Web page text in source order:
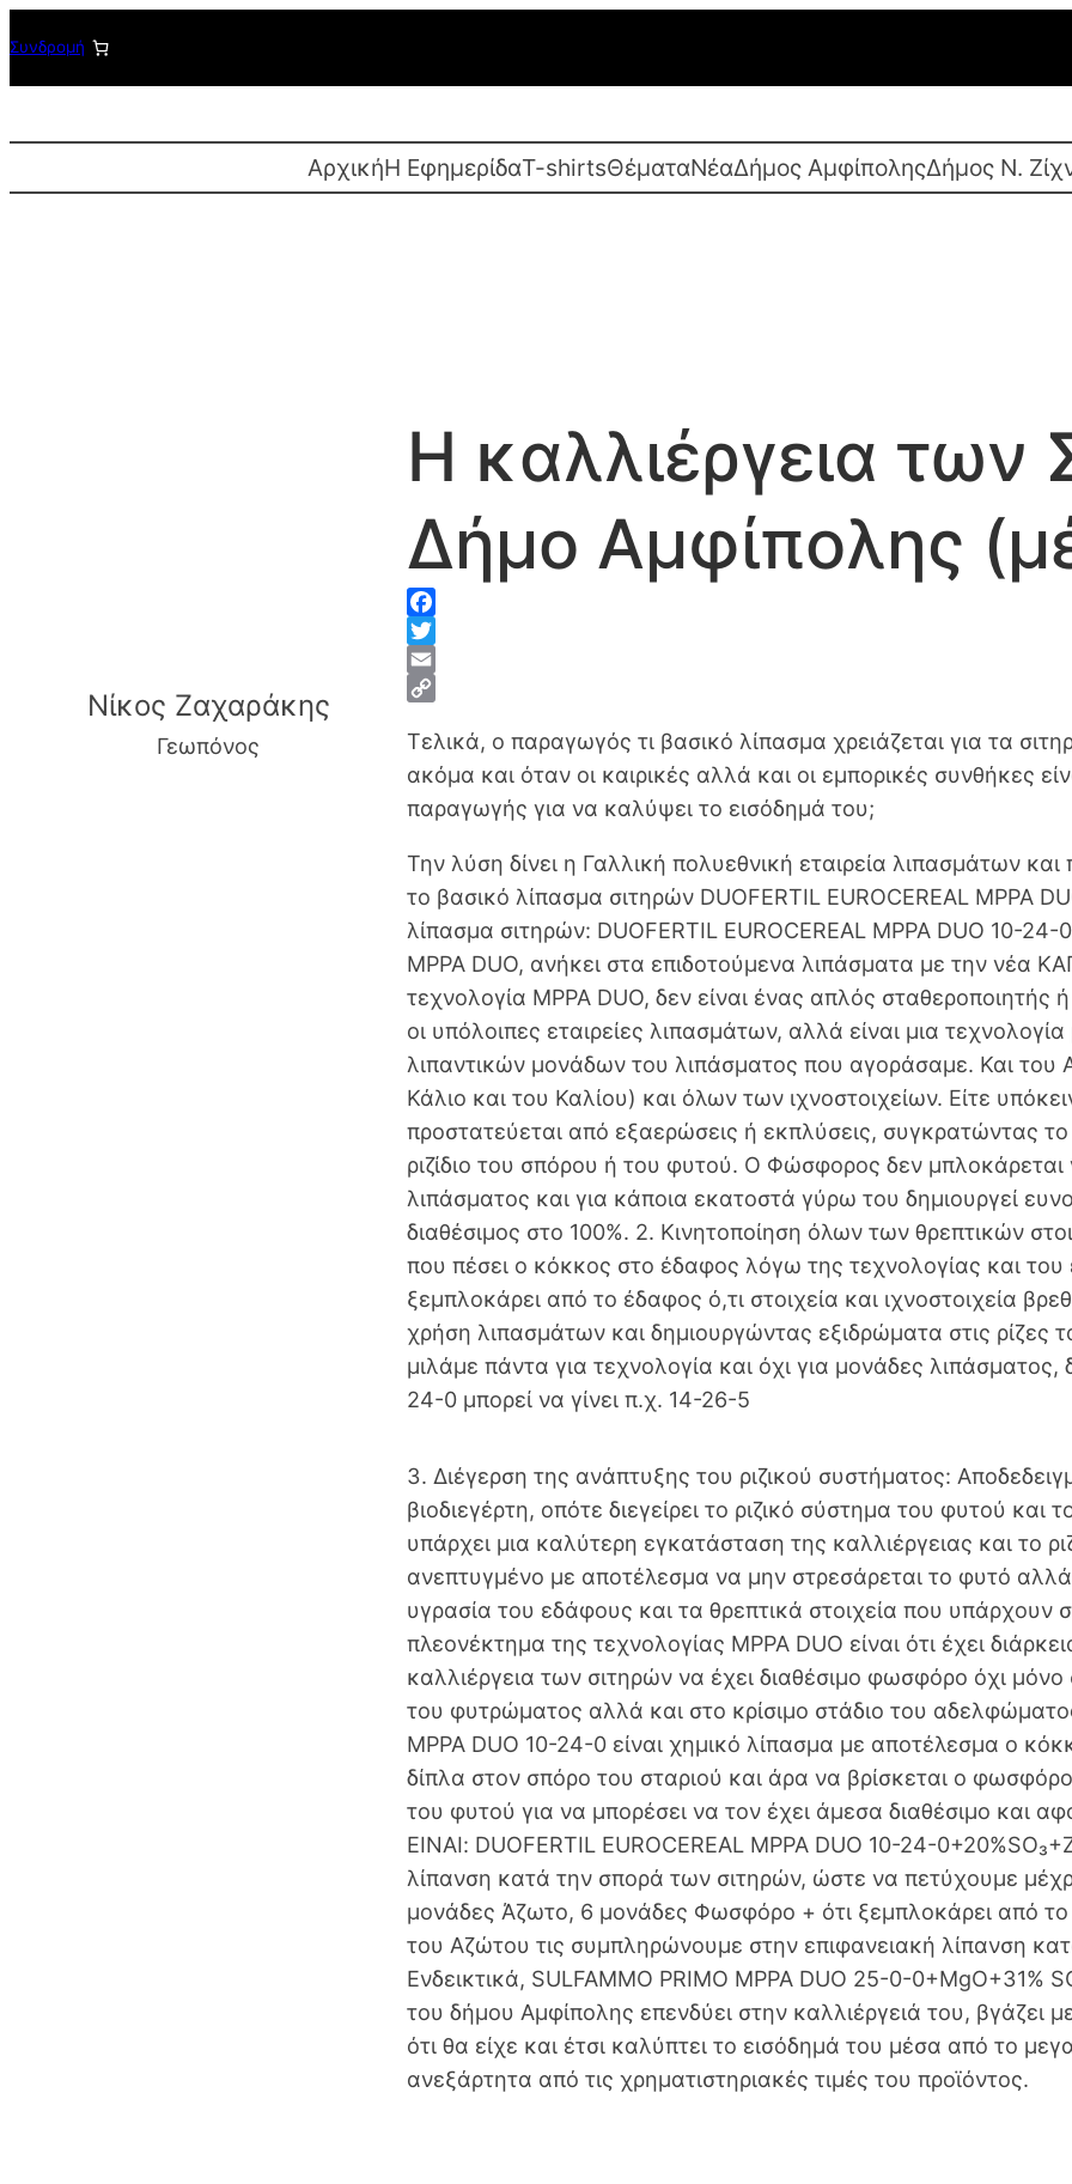
στο
περιεχόμενο
Συνδρομή
ΑρχικήΗ ΕφημερίδαT-shirtsΘέματαΝέαΔήμος ΑμφίποληςΔήμος Ν.
Νίκος Ζαχαράκης
Γεωπόνος
Η καλλιέργεια των
Δήμο Αμφίπολης
F
a
c
b
o
o
T
w
t
t
e
E
a
i
l
o
p
y
i
n
k
Τελικά, ο παραγωγός τι βασικό λίπασμα χρειάζεται για τα
ακόμα και όταν οι καιρικές αλλά και οι εμπορικές συνθήκες
παραγωγής για να καλύψει το εισόδημά του;
Την λύση δίνει η Γαλλική πολυεθνική εταιρεία λιπασμάτων
το βασικό λίπασμα σιτηρών DUOFERTIL EUROCEREAL MPPA
λίπασμα σιτηρών: DUOFERTIL EUROCEREAL MPPA DUO 10-
MPPA DUO, ανήκει στα επιδοτούμενα λιπάσματα με την νέα
τεχνολογία MPPA DUO, δεν είναι ένας απλός
οι υπόλοιπες εταιρείες λιπασμάτων, αλλά είναι μια
λιπαντικών μονάδων του λιπάσματος που αγοράσαμε. Και
Κάλιο και του Καλίου) και όλων των ιχνοστοιχείων. Είτε
προστατεύεται από εξαερώσεις ή εκπλύσεις, συγκρατώντας
ριζίδιο του σπόρου ή του φυτού. Ο Φώσφορος δεν μπλοκάρεται
λιπάσματος και για κάποια εκατοστά γύρω του δημιουργεί
διαθέσιμος στο 100%. 2. Κινητοποίηση όλων των θρεπτικών
που πέσει ο κόκκος στο έδαφος λόγω της τεχνολογίας και του
ξεμπλοκάρει από το έδαφος ό,τι στοιχεία και ιχνοστοιχεία
χρήση λιπασμάτων και δημιουργώντας εξιδρώματα στις ρίζες
μιλάμε πάντα για τεχνολογία και όχι για μονάδες
24-0 μπορεί να γίνει π.χ. 14-26-5
3. Διέγερση της ανάπτυξης του ριζικού συστήματος:
βιοδιεγέρτη, οπότε διεγείρει το ριζικό σύστημα του φυτού
υπάρχει μια καλύτερη εγκατάσταση της καλλιέργειας και το
ανεπτυγμένο με αποτέλεσμα να μην στρεσάρεται το φυτό
υγρασία του εδάφους και τα θρεπτικά στοιχεία που υπάρχουν
πλεονέκτημα της τεχνολογίας MPPA DUO είναι ότι έχει
καλλιέργεια των σιτηρών να έχει διαθέσιμο φωσφόρο όχι
του φυτρώματος αλλά και στο κρίσιμο στάδιο του
MPPA DUO 10-24-0 είναι χημικό λίπασμα με αποτέλεσμα ο
δίπλα στον σπόρο του σταριού και άρα να βρίσκεται ο
του φυτού για να μπορέσει να τον έχει άμεσα διαθέσιμο και
ΕΙΝΑΙ: DUOFERTIL EUROCEREAL MPPA DUO 10-24-
λίπανση κατά την σπορά των σιτηρών, ώστε να πετύχουμε
μονάδες Άζωτο, 6 μονάδες Φωσφόρο + ότι ξεμπλοκάρει από
του Αζώτου τις συμπληρώνουμε στην επιφανειακή λίπανση
Ενδεικτικά, SULFAMMO PRIMO MPPA DUO 25-0-0+MgO+31%
του δήμου Αμφίπολης επενδύει στην καλλιέργειά του, βγάζει
ότι θα είχε και έτσι καλύπτει το εισόδημά του μέσα από το
ανεξάρτητα από τις χρηματιστηριακές τιμές του προϊόντος.